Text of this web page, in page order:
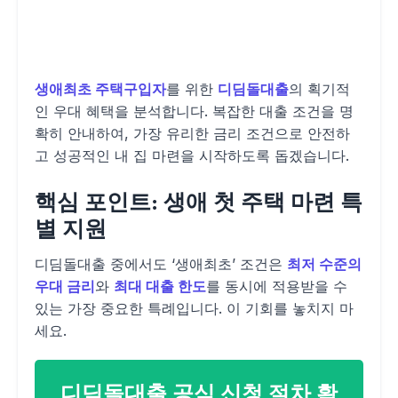
생애최초 주택구입자를 위한 디딤돌대출의 획기적
인 우대 혜택을 분석합니다. 복잡한 대출 조건을 명
확히 안내하여, 가장 유리한 금리 조건으로 안전하
고 성공적인 내 집 마련을 시작하도록 돕겠습니다.
핵심 포인트: 생애 첫 주택 마련 특
별 지원
디딤돌대출 중에서도 ‘생애최초’ 조건은 최저 수준의
우대 금리와 최대 대출 한도를 동시에 적용받을 수
있는 가장 중요한 특례입니다. 이 기회를 놓치지 마
세요.